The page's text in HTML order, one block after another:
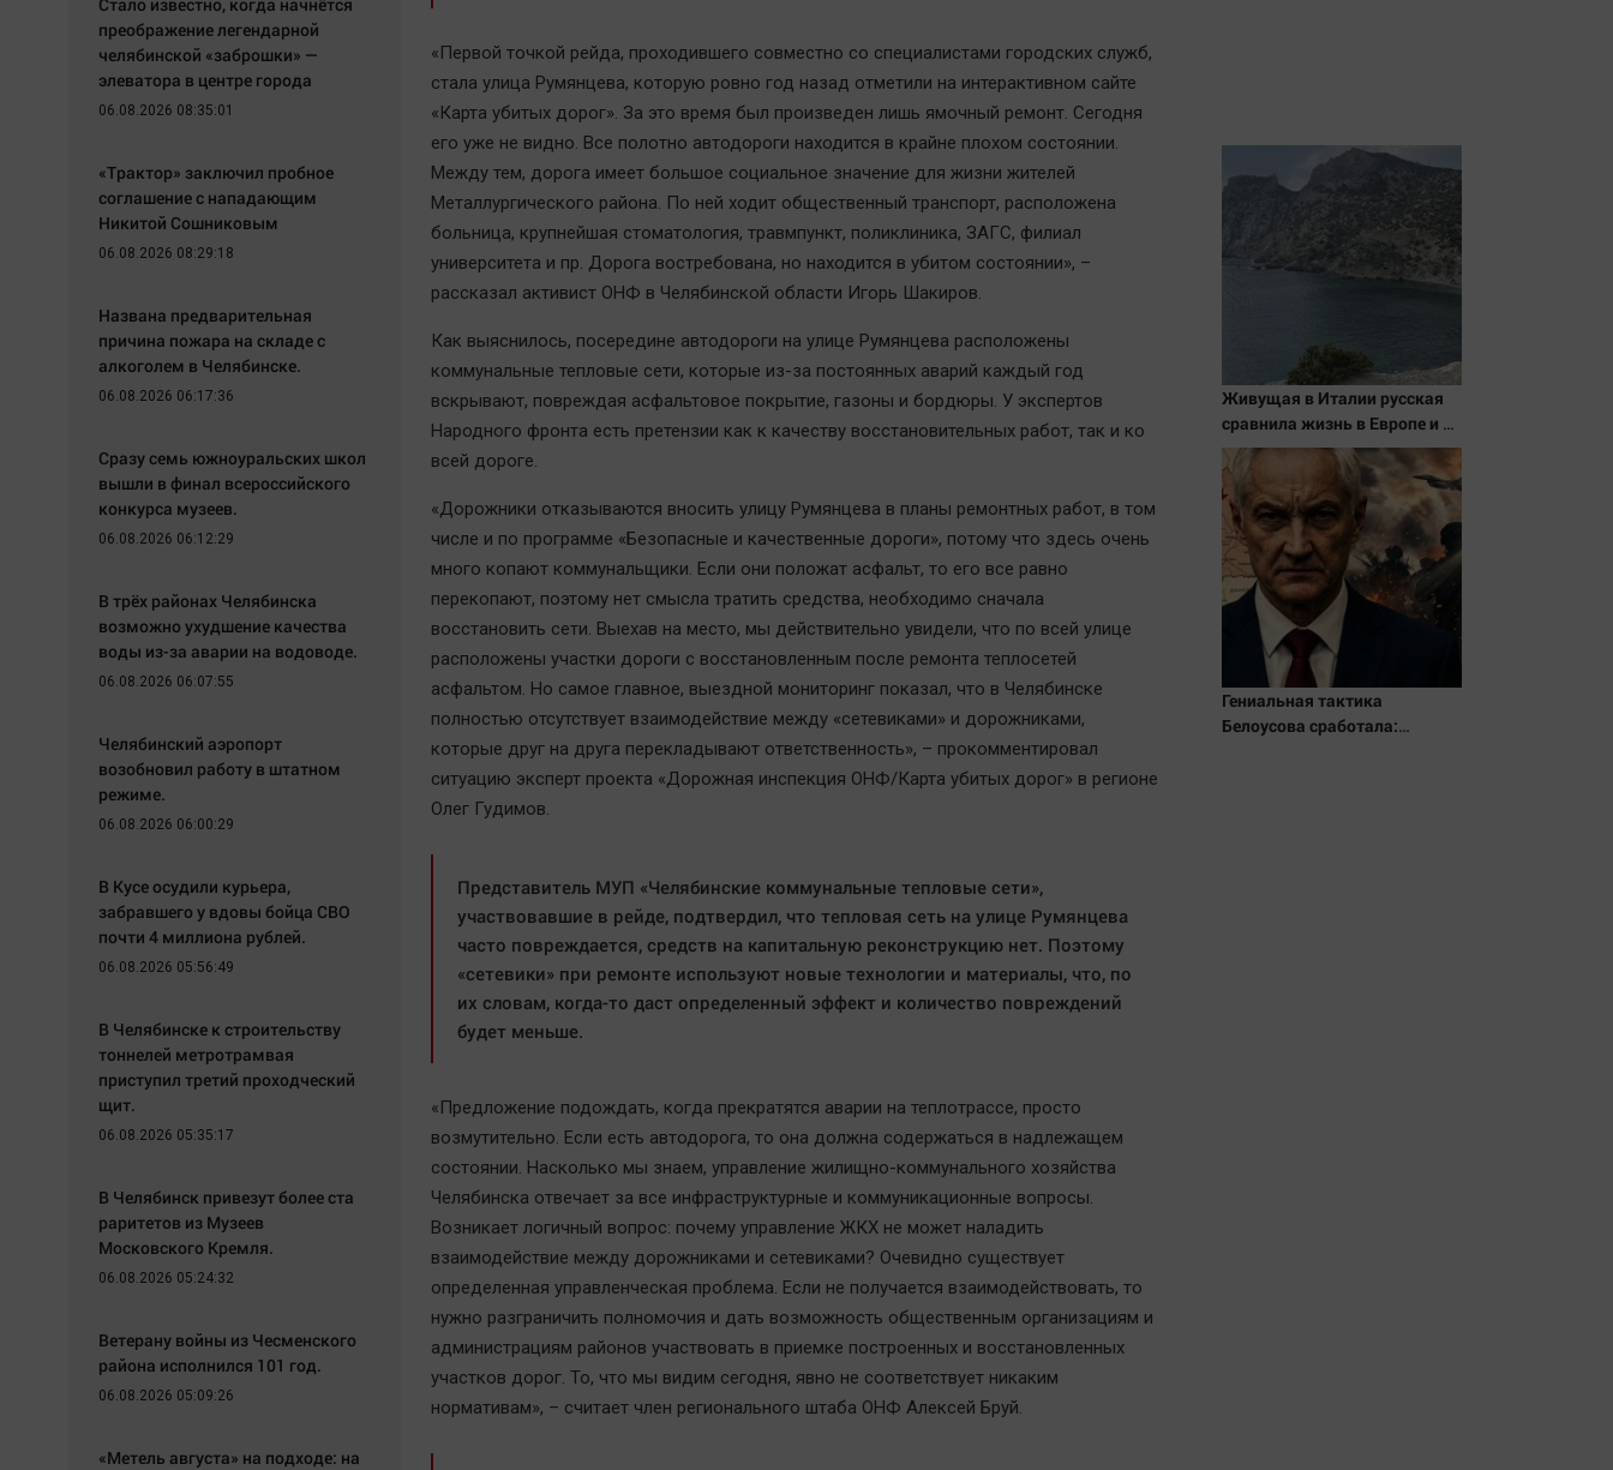
«Первой точкой рейда, проходившего совместно со специалистами городских служб,
стала улица Румянцева, которую ровно год назад отметили на интерактивном сайте
«Карта убитых дорог». За это время был произведен лишь ямочный ремонт. Сегодня
его уже не видно. Все полотно автодороги находится в крайне плохом состоянии.
Между тем, дорога имеет большое социальное значение для жизни жителей
Металлургического района. По ней ходит общественный транспорт, расположена
больница, крупнейшая стоматология, травмпункт, поликлиника, ЗАГС, филиал
университета и пр. Дорога востребована, но находится в убитом состоянии», –
рассказал активист ОНФ в Челябинской области Игорь Шакиров.
Как выяснилось, посередине автодороги на улице Румянцева расположены
коммунальные тепловые сети, которые из-за постоянных аварий каждый год
вскрывают, повреждая асфальтовое покрытие, газоны и бордюры. У экспертов
Народного фронта есть претензии как к качеству восстановительных работ, так и ко
всей дороге.
«Дорожники отказываются вносить улицу Румянцева в планы ремонтных работ, в том
числе и по программе «Безопасные и качественные дороги», потому что здесь очень
много копают коммунальщики. Если они положат асфальт, то его все равно
перекопают, поэтому нет смысла тратить средства, необходимо сначала
восстановить сети. Выехав на место, мы действительно увидели, что по всей улице
расположены участки дороги с восстановленным после ремонта теплосетей
асфальтом. Но самое главное, выездной мониторинг показал, что в Челябинске
полностью отсутствует взаимодействие между «сетевиками» и дорожниками,
которые друг на друга перекладывают ответственность», – прокомментировал
ситуацию эксперт проекта «Дорожная инспекция ОНФ/Карта убитых дорог» в регионе
Олег Гудимов.
Представитель МУП «Челябинские коммунальные тепловые сети»,
участвовавшие в рейде, подтвердил, что тепловая сеть на улице Румянцева
часто повреждается, средств на капитальную реконструкцию нет. Поэтому
«сетевики» при ремонте используют новые технологии и материалы, что, по
их словам, когда-то даст определенный эффект и количество повреждений
будет меньше.
«Предложение подождать, когда прекратятся аварии на теплотрассе, просто
возмутительно. Если есть автодорога, то она должна содержаться в надлежащем
состоянии. Насколько мы знаем, управление жилищно-коммунального хозяйства
Челябинска отвечает за все инфраструктурные и коммуникационные вопросы.
Возникает логичный вопрос: почему управление ЖКХ не может наладить
взаимодействие между дорожниками и сетевиками? Очевидно существует
определенная управленческая проблема. Если не получается взаимодействовать, то
нужно разграничить полномочия и дать возможность общественным организациям и
администрациям районов участвовать в приемке построенных и восстановленных
участков дорог. То, что мы видим сегодня, явно не соответствует никаким
нормативам», – считает член регионального штаба ОНФ Алексей Бруй.
Живущая в Италии русская
сравнила жизнь в Европе и в
Крыму
Гениальная тактика
Белоусова сработала:
преображение легендарной
челябинской «заброшки» —
элеватора в центре города
06.08.2026 08:35:01
«Трактор» заключил пробное
соглашение с нападающим
Никитой Сошниковым
06.08.2026 08:29:18
Названа предварительная
причина пожара на складе с
алкоголем в Челябинске.
06.08.2026 06:17:36
Сразу семь южноуральских школ
вышли в финал всероссийского
конкурса музеев.
06.08.2026 06:12:29
В трёх районах Челябинска
возможно ухудшение качества
воды из-за аварии на водоводе.
06.08.2026 06:07:55
Челябинский аэропорт
возобновил работу в штатном
режиме.
06.08.2026 06:00:29
В Кусе осудили курьера,
забравшего у вдовы бойца СВО
почти 4 миллиона рублей.
06.08.2026 05:56:49
В Челябинске к строительству
тоннелей метротрамвая
приступил третий проходческий
щит.
06.08.2026 05:35:17
В Челябинск привезут более ста
раритетов из Музеев
Московского Кремля.
06.08.2026 05:24:32
Ветерану войны из Чесменского
района исполнился 101 год.
06.08.2026 05:09:26
«Метель августа» на подходе: на